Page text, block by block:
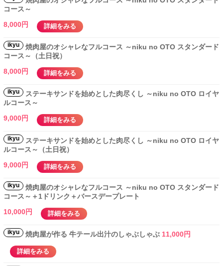
コース～
8,000円
詳細をみる
ikyu
焼肉屋のオシャレなフルコース ～niku no OTO スタンダード
コース～（土日祝）
8,000円
詳細をみる
ikyu
ステーキサンドを始めとした肉尽くし ～niku no OTO ロイヤ
ルコース～
9,000円
詳細をみる
ikyu
ステーキサンドを始めとした肉尽くし ～niku no OTO ロイヤ
ルコース～（土日祝）
9,000円
詳細をみる
ikyu
焼肉屋のオシャレなフルコース ～niku no OTO スタンダード
コース～＋1ドリンク＋バースデープレート
10,000円
詳細をみる
ikyu 焼肉屋が作る 牛テール出汁のしゃぶしゃぶ 11,000円
詳細をみる